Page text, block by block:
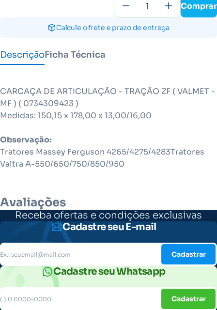
Comprar
Calcule o frete e prazo de entrega
DescriçãoFicha Técnica
CARCAÇA DE ARTICULAÇÃO - TRAÇÃO ZF ( VALMET -
MF ) ( 0734309423 )
Medidas: 150,15 x 178,00 x 13,00/16,00
Observação:
Tratores Massey Ferguson 4265/4275/4283Tratores
Valtra A-550/650/750/850/950
Avaliações
Receba ofertas e condições exclusivas
Cadastre seu E-mail
Cadastrar
Cadastre seu Whatsapp
Cadastrar